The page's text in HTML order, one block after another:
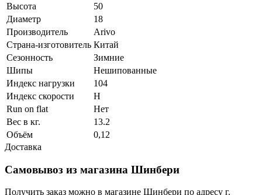
Высота
50
Диаметр
18
Производитель
Arivo
Страна-изготовитель Китай
Сезонность
Зимние
Шипы
Нешипованные
Индекс нагрузки
104
Индекс скорости
H
Run on flat
Нет
Вес в кг.
13.2
Объём
0,12
Доставка
Самовывоз из магазина Шинбери
Получить заказ можно в магазине Шинбери по адресу г.